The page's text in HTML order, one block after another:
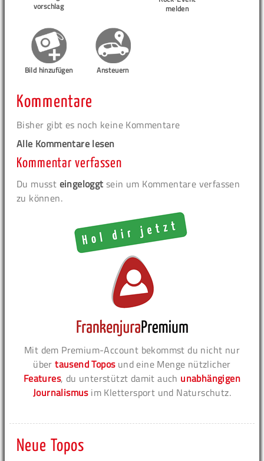
vorschlag
melden
Bild hinzufügen Ansteuern
Kommentare
Bisher gibt es noch keine Kommentare
Alle Kommentare lesen
Kommentar verfassen
Du musst eingeloggt sein um Kommentare verfassen
zu können.
Mit dem Premium-Account bekommst du nicht nur
übertausend Toposund eine Menge nützlicher
Features, du unterstützt damit auch unabhängigen
Journalismusim Klettersport und Naturschutz.
Neue Topos